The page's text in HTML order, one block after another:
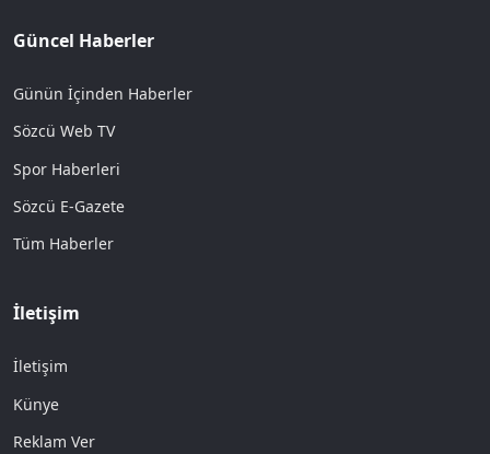
Güncel Haberler
Günün İçinden Haberler
Sözcü Web TV
Spor Haberleri
Sözcü E-Gazete
Tüm Haberler
İletişim
İletişim
Künye
Reklam Ver